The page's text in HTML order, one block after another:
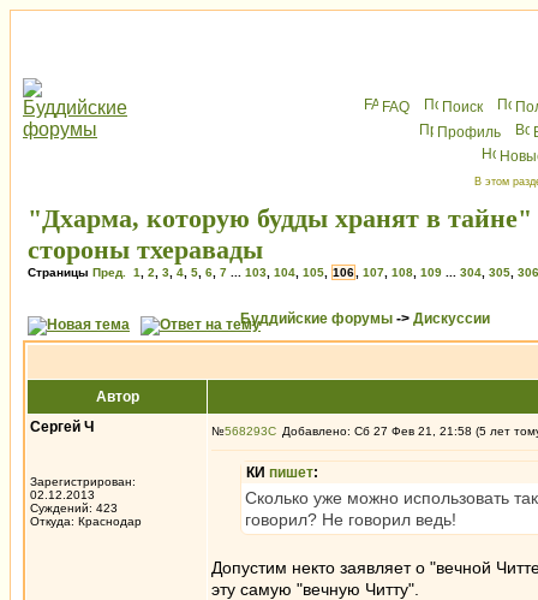
FAQ Поиск
Профиль
В этом
"Дхарма, которую будды хранят в
стороны тхеравады
Страницы Пред. 1 2 3 4 5 6 7 103 104 105 106 107 108 109 304 305 306
Буддийские форумы -> Дискуссии
Автор
Сергей Ч
Зарегистрирован:
02.12.2013
Суждений: 423
Откуда: Краснодар
№568293 Добавлено: Сб 27 Фев 21, 21:58 (5 лет
КИ пишет:
Сколько уже можно использовать
говорил? Не говорил ведь!
Допустим некто заявляет о "вечной
эту самую "вечную Читту".